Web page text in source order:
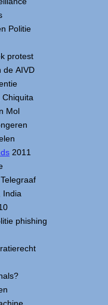
Politie
protest
de AIVD
Mol
2011
India
phishing